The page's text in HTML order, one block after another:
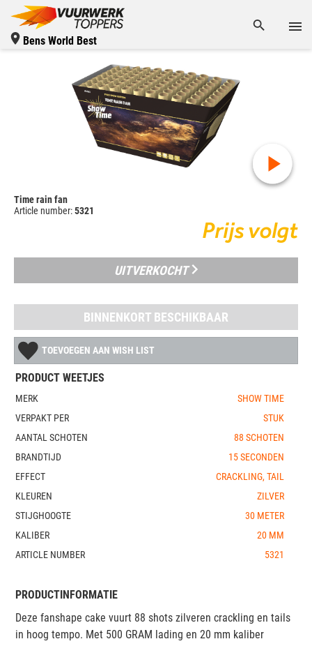
Bens World Best
Time rain fan
Article number:5321
Prijs volgt
UITVERKOCHT
BINNENKORT BESCHIKBAAR
TOEVOEGEN AAN WISH LIST
PRODUCT WEETJES
MERK
SHOW TIME
VERPAKT PER
STUK
AANTAL SCHOTEN
88 SCHOTEN
BRANDTIJD
15 SECONDEN
EFFECT
CRACKLING, TAIL
KLEUREN
ZILVER
STIJGHOOGTE
30 METER
KALIBER
20 MM
ARTICLE NUMBER
5321
PRODUCTINFORMATIE
Deze fanshape cake vuurt 88 shots zilveren crackling en tails
in hoog tempo. Met 500 GRAM lading en 20 mm kaliber